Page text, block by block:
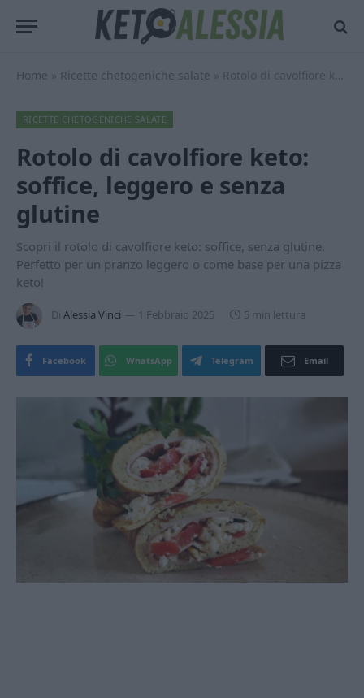
Home » Ricette chetogeniche salate » Rotolo di cavolfiore keto: soffice, leggero e senza glutine
RICETTE CHETOGENICHE SALATE
Rotolo di cavolfiore keto:
soffice, leggero e senza
glutine
Scopri il rotolo di cavolfiore keto: soffice, senza glutine.
Perfetto per un pranzo leggero o come base per una pizza
keto!
Di Alessia Vinci 1 Febbraio 2025 5 min lettura
Facebook WhatsApp Telegram Email